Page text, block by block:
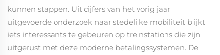
kunnen stappen. Uit cijfers van het vorig jaar
uitgevoerde onderzoek naar stedelijke mobiliteit blijkt
iets interessants te gebeuren op treinstations die zijn
uitgerust met deze moderne betalingssystemen. De